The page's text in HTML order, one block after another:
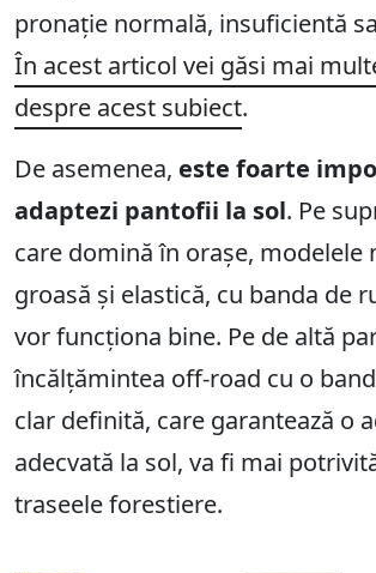
pronație normală, insuficientă
În acest articol vei găsi mai
despre acest subiect.
De asemenea, este foarte
adaptezi pantofii la sol. Pe
care domină în orașe, modelele
groasă și elastică, cu banda de
vor funcționa bine. Pe de altă
încălțămintea off-road cu o
clar definită, care garantează o
adecvată la sol, va fi mai
traseele forestiere.